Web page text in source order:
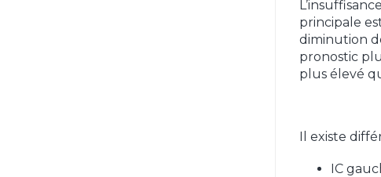
principale
diminution
pronostic
plus élevé
Il existe
IC